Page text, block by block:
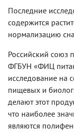
Последние
содержится
нормализацию
Российский союз
ФГБУН «ФИЦ
исследование на
пищевых и
делают этот
что наиболее
являются